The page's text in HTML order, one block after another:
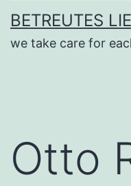
BETREUTES
we take care for
Otto